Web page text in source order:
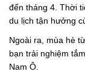
đến tháng 4. Thời
du lịch tận hưởng
Ngoài ra, mùa hè
bạn trải nghiệm
Nam Ô.